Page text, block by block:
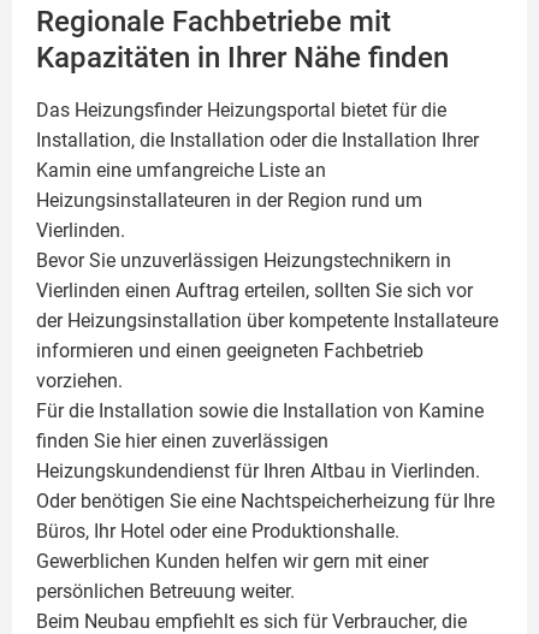
Regionale Fachbetriebe mit
Kapazitäten in Ihrer Nähe finden
Das Heizungsfinder Heizungsportal bietet für die
Installation, die Installation oder die Installation Ihrer
Kamin eine umfangreiche Liste an
Heizungsinstallateuren in der Region rund um
Vierlinden.
Bevor Sie unzuverlässigen Heizungstechnikern in
Vierlinden einen Auftrag erteilen, sollten Sie sich vor
der Heizungsinstallation über kompetente Installateure
informieren und einen geeigneten Fachbetrieb
vorziehen.
Für die Installation sowie die Installation von Kamine
finden Sie hier einen zuverlässigen
Heizungskundendienst für Ihren Altbau in Vierlinden.
Oder benötigen Sie eine Nachtspeicherheizung für Ihre
Büros, Ihr Hotel oder eine Produktionshalle.
Gewerblichen Kunden helfen wir gern mit einer
persönlichen Betreuung weiter.
Beim Neubau empfiehlt es sich für Verbraucher, die